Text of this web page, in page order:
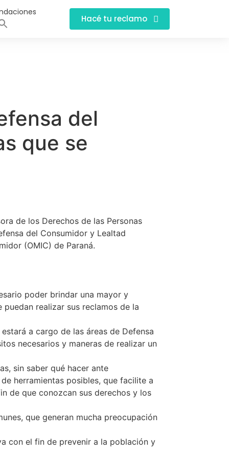
Hacé tu reclamo
del
que se
de los Derechos de las Personas
del Consumidor y Lealtad
(OMIC) de Paraná.
poder brindar una mayor y
realizar sus reclamos de la
a cargo de las áreas de Defensa
necesarios y maneras de realizar un
sin saber qué hacer ante
herramientas posibles, que facilite a
de que conozcan sus derechos y los
que generan mucha preocupación
con el fin de prevenir a la población y